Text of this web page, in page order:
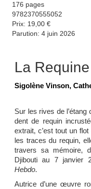
176 pages
9782370555052
Prix: 19,00 €
Parution: 4 juin 2026
La Requine
Sigolène Vinson,
Sur les rives de
dent de requin
extrait, c’est tout un
les traces du requin,
travers sa mémoire,
Djibouti au 7 janvier
Hebdo.
Autrice d’une œuvre